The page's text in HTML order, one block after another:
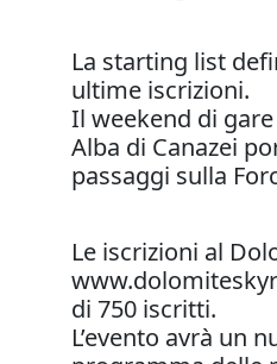
La starting list
ultime iscrizioni.
Il weekend di
Alba di Canazei
passaggi sulla
Le iscrizioni al
di 750 iscritti.
L’evento avrà un